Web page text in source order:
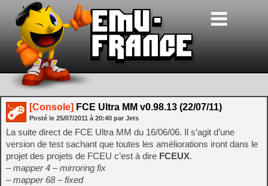
[Console] FCE Ultra MM v0.98.13 (22/07/11)
Posté le 25/07/2011 à 20:40 par Jets
La suite direct de FCE Ultra MM du 16/06/06. Il s’agit d’une
version de test sachant que toutes les améliorations iront dans le
projet des projets de FCEU c’est à dire FCEUX.
– mapper 4 – mirroring fix
– mapper 68 – fixed